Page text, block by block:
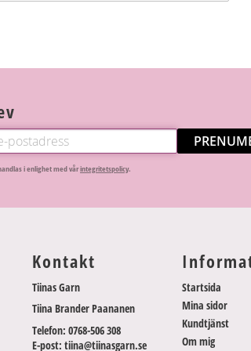
i enlighet med vårintegritetspolicy.
Kontakt
Tiinas Garn
Tiina Brander Paananen
Telefon: 0768-506 308
E-post: tiina@tiinasgarn.se
Startsida
Mina sidor
Kundtjänst
Om mig